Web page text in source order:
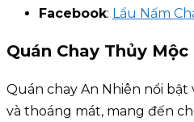
Facebook: Lẩu Nấm
Quán Chay Thủy Mộc
Quán chay An Nhiên nổi bật
và thoáng mát, mang đến